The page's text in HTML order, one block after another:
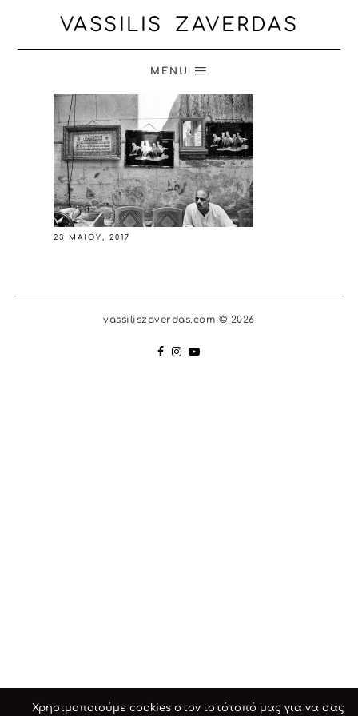
VASSILIS ZAVERDAS
MENU
23 ΜΑΪ́ΟΥ, 2017
vassiliszaverdas.com © 2026
Χρησιμοποιούμε cookies στον ιστότοπό μας για να σας